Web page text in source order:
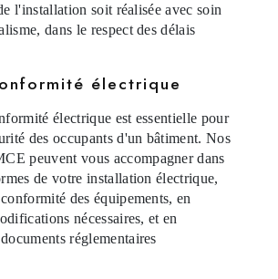
l'installation soit réalisée avec soin
dans le respect des délais
électrique
électrique est essentielle pour
des occupants d'un bâtiment. Nos
peuvent vous accompagner dans
de votre installation électrique,
des équipements, en
nécessaires, et en
réglementaires